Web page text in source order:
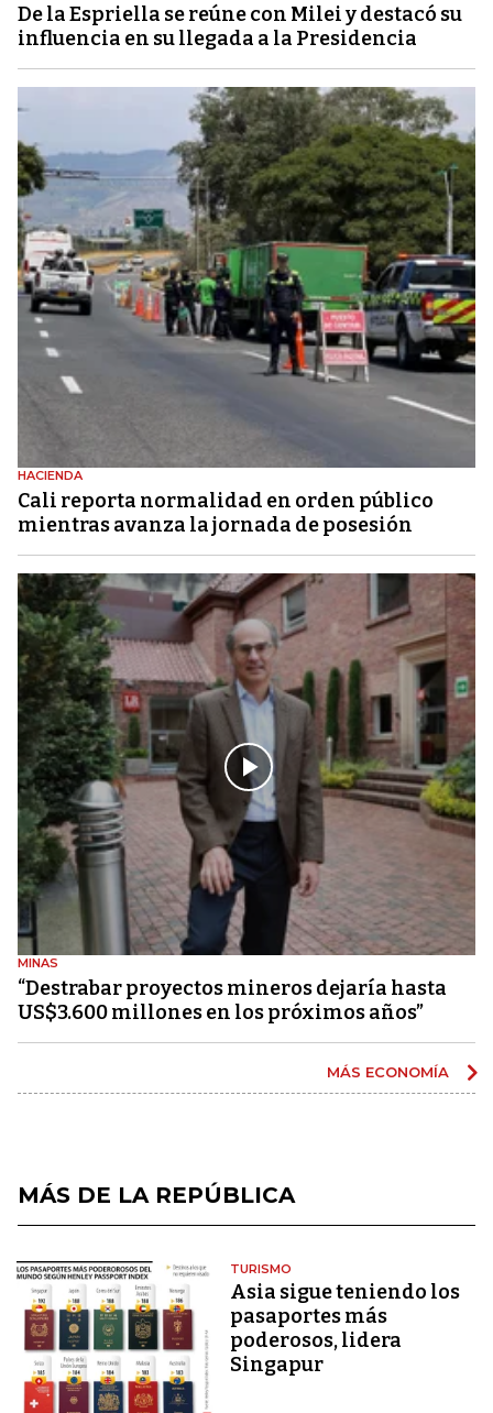
De la Espriella se reúne con Milei y destacó su
influencia en su llegada a la Presidencia
HACIENDA
Cali reporta normalidad en orden público
mientras avanza la jornada de posesión
MINAS
“Destrabar proyectos mineros dejaría hasta
US$3.600 millones en los próximos años”
MÁS ECONOMÍA
MÁS DE LA REPÚBLICA
TURISMO
Asia sigue teniendo los
pasaportes más
poderosos, lidera
Singapur